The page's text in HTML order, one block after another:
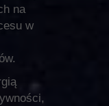
na
w